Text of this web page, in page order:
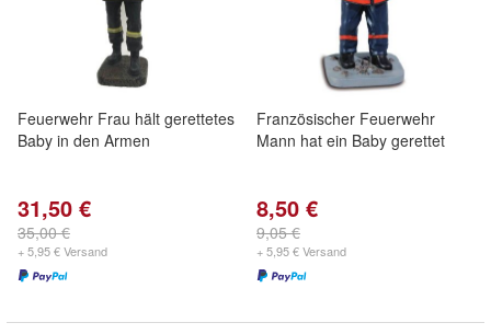
Feuerwehr Frau hält gerettetes
Baby in den Armen
31,50 €
35,00 €
+ 5,95 € Versand
Französischer Feuerwehr
Mann hat ein Baby gerettet
8,50 €
9,05 €
+ 5,95 € Versand